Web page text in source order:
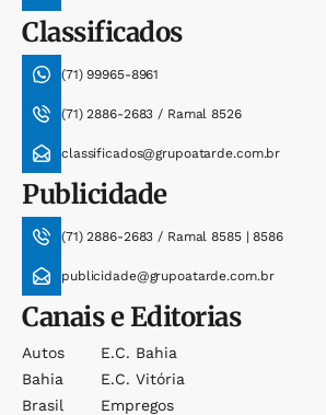
Classificados
(71) 99965-8961
(71) 2886-2683 / Ramal 8526
classificados@grupoatarde.com.br
Publicidade
(71) 2886-2683 / Ramal 8585 | 8586
publicidade@grupoatarde.com.br
Canais e Editorias
Autos
Bahia
Brasil
E.c. Bahia
E.c. Vitória
Empregos